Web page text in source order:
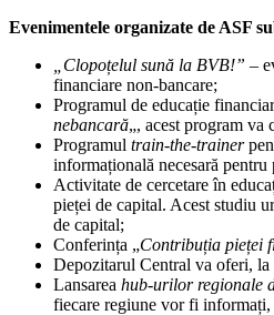
Evenimentele organizate de ASF
„Clopoțelul sună la BVB!” –
financiare non-bancare;
Programul de educație
nebancară„, acest program va
Programul train-the-trainer
informațională necesară
Activitate de cercetare în
pieței de capital. Acest studiu
de capital;
Conferința „Contribuția pieței
Depozitarul Central va oferi,
Lansarea hub-urilor regionale
fiecare regiune vor fi